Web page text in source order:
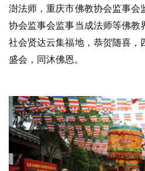
澍法师，重庆市佛教协会监事会
协会监事会监事当成法师等佛教
社会贤达云集福地，恭贺随喜，
盛会，同沐佛恩。